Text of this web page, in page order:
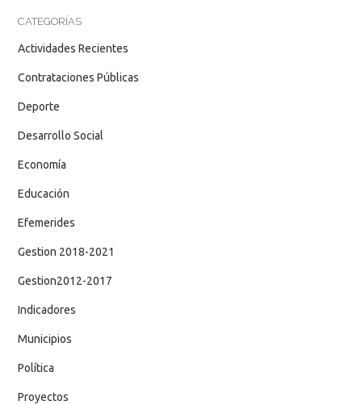
CATEGORÍAS
Actividades Recientes
Contrataciones Públicas
Deporte
Desarrollo Social
Economía
Educación
Efemerides
Gestion 2018-2021
Gestion2012-2017
Indicadores
Municipios
Política
Proyectos